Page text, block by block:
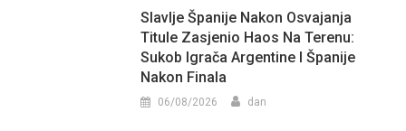
Slavlje Španije Nakon Osvajanja
Titule Zasjenio Haos Na Terenu:
Sukob Igrača Argentine I Španije
Nakon Finala
06/08/2026 dan